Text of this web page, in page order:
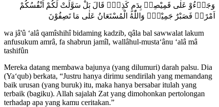
وَجَاۤءُوْ عَلٰى قَمِيْصِهٖ بِدَمٍ كَذِبٍۗ قَالَ بَلْ سَوَّلَتْ لَكُمْ اَنْفُسُكُمْ
اَمْرًاۗ فَصَبْرٌ جَمِيْلٌۗ وَاللّٰهُ الْمُسْتَعَانُ عَلٰى مَا تَصِفُوْنَ
wa jâ'û ‘alâ qamîshihî bidaming kadzib, qâla bal sawwalat lakum
anfusukum amrâ, fa shabrun jamîl, wallâhul-musta‘ânu ‘alâ mâ
tashifûn
Mereka datang membawa bajunya (yang dilumuri) darah palsu. Dia
(Ya‘qub) berkata, “Justru hanya dirimu sendirilah yang memandang
baik urusan (yang buruk) itu, maka hanya bersabar itulah yang
terbaik (bagiku). Allah sajalah Zat yang dimohonkan pertolongan
terhadap apa yang kamu ceritakan.”